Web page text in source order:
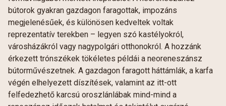
bútorok gyakran gazdagon faragottak, impozáns
megjelenésűek, és különösen kedveltek voltak
reprezentatív terekben – legyen szó kastélyokról,
városházákról vagy nagypolgári otthonokról. A hozzánk
érkezett trónszékek tökéletes példái a neoreneszánsz
bútorművészetnek. A gazdagon faragott háttámlák, a karfa
végén elhelyezett díszítések, valamint az itt-ott
felfedezhető karcsú oroszlánlábak mind-mind a